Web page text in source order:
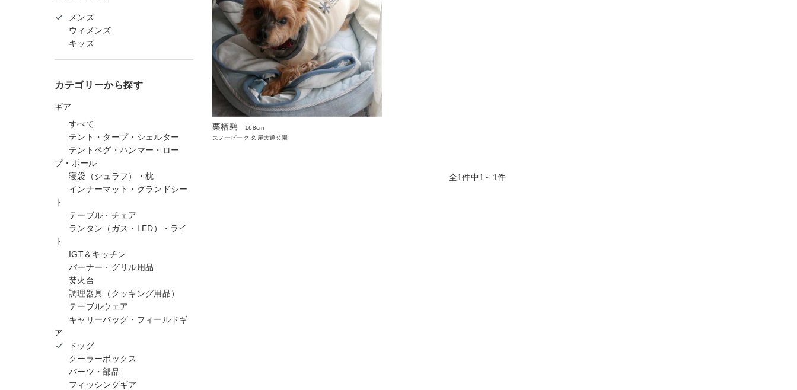
メンズ
ウィメンズ
キッズ
カテゴリーから探す
ギア
すべて
テント・タープ・シェルター
テントペグ・ハンマー・ロー
プ・ポール
寝袋（シュラフ）・枕
インナーマット・グランドシー
ト
テーブル・チェア
ランタン（ガス・LED）・ライ
ト
IGT＆キッチン
バーナー・グリル用品
焚火台
調理器具（クッキング用品）
テーブルウェア
キャリーバッグ・フィールドギ
ア
ドッグ
クーラーボックス
パーツ・部品
フィッシングギア
栗栖碧
168cm
スノーピーク 久屋大通公園
全1件中1～1件